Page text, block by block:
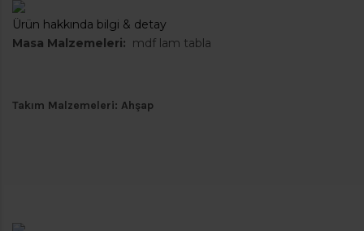
Ürün hakkında bilgi & detay
Masa Malzemeleri: mdf lam tabla
Takım Malzemeleri: Ahşap